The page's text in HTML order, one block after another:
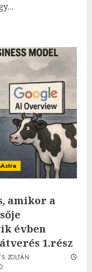
amikor a
évben
1.rész
ZOLTÁN
0